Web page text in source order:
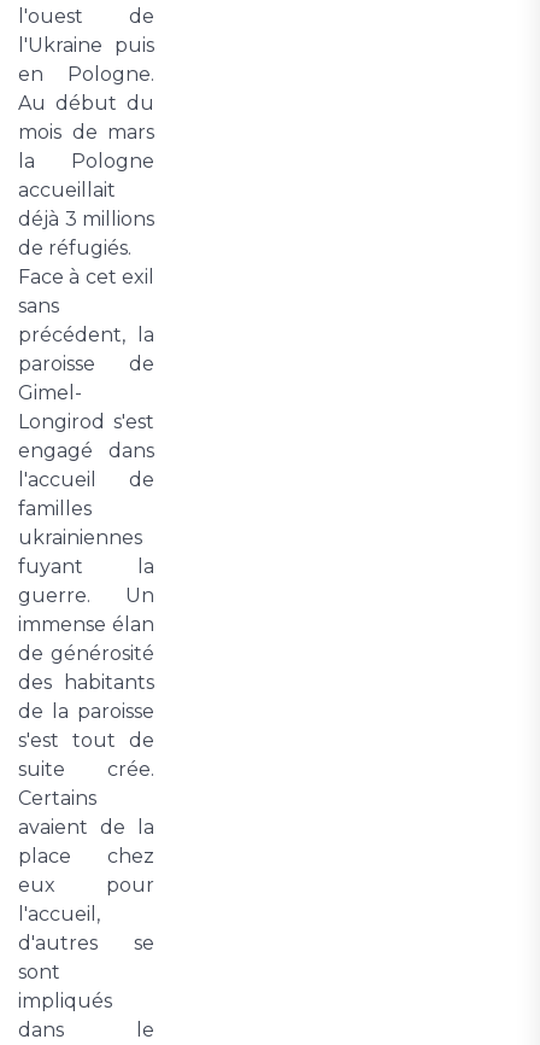
l'ouest de
l'Ukraine puis
en Pologne.
Au début du
mois de mars
la Pologne
accueillait
déjà 3 millions
de réfugiés.
Face à cet exil
sans
précédent, la
paroisse de
Gimel-
Longirod s'est
engagé dans
l'accueil de
familles
ukrainiennes
fuyant la
guerre. Un
immense élan
de générosité
des habitants
de la paroisse
s'est tout de
suite crée.
Certains
avaient de la
place chez
eux pour
l'accueil,
d'autres se
sont
impliqués
dans le